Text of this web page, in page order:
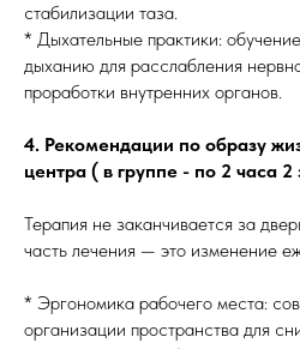
стабилизации таза.
* Дыхательные практики:
дыханию для расслабления
проработки внутренних органов.
4. Рекомендации по образу
центра ( в группе - по 2 часа 2
Терапия не заканчивается за
часть лечения — это изменение
* Эргономика рабочего места:
организации пространства для